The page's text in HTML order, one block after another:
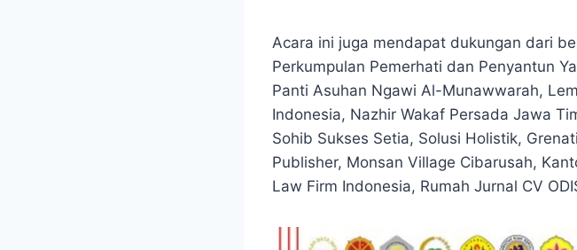
Acara ini juga mendapat dukungan dari
Perkumpulan Pemerhati dan Penyantun
Panti Asuhan Ngawi Al-Munawwarah,
Indonesia, Nazhir Wakaf Persada Jawa
Sohib Sukses Setia, Solusi Holistik,
Publisher, Monsan Village Cibarusah,
Law Firm Indonesia, Rumah Jurnal CV